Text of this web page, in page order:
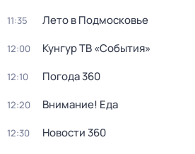
11:35 Лето в Подмосковье
12:00 Кунгур ТВ «События»
12:10 Погода 360
12:20 Внимание! Еда
12:30 Новости 360